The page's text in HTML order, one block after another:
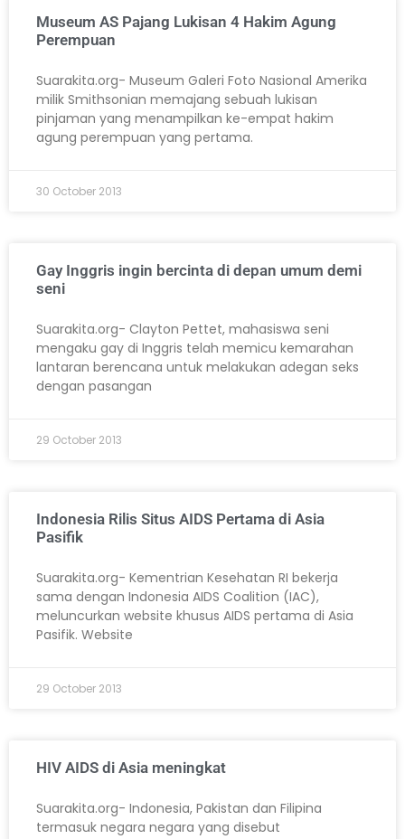
Museum AS Pajang Lukisan 4 Hakim Agung
Perempuan
Suarakita.org- Museum Galeri Foto Nasional Amerika
milik Smithsonian memajang sebuah lukisan
pinjaman yang menampilkan ke-empat hakim
agung perempuan yang pertama.
30 October 2013
Gay Inggris ingin bercinta di depan umum demi
seni
Suarakita.org- Clayton Pettet, mahasiswa seni
mengaku gay di Inggris telah memicu kemarahan
lantaran berencana untuk melakukan adegan seks
dengan pasangan
29 October 2013
Indonesia Rilis Situs AIDS Pertama di Asia
Pasifik
Suarakita.org- Kementrian Kesehatan RI bekerja
sama dengan Indonesia AIDS Coalition (IAC),
meluncurkan website khusus AIDS pertama di Asia
Pasifik. Website
29 October 2013
HIV AIDS di Asia meningkat
Suarakita.org- Indonesia, Pakistan dan Filipina
termasuk negara negara yang disebut